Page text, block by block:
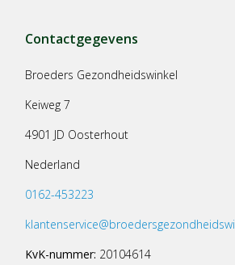
Contactgegevens
Broeders Gezondheidswinkel
Keiweg 7
4901 JD Oosterhout
Nederland
0162-453223
KvK-nummer: 20104614